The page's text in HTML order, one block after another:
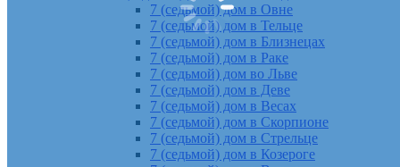
7 (седьмой) дом в Овне
7 (седьмой) дом в Тельце
7 (седьмой) дом в Близнецах
7 (седьмой) дом в Раке
7 (седьмой) дом во Льве
7 (седьмой) дом в Деве
7 (седьмой) дом в Весах
7 (седьмой) дом в Скорпионе
7 (седьмой) дом в Стрельце
7 (седьмой) дом в Козероге